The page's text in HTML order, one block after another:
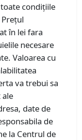
condițiile
în lei fara
necesare
Valoarea cu
va trebui sa
date de
de
la Centrul de